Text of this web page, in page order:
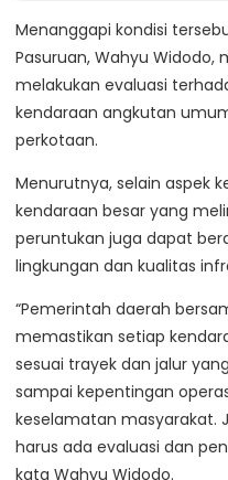
Menanggapi kondisi
Pasuruan, Wahyu
melakukan evaluasi
kendaraan angkutan
perkotaan.
Menurutnya, selain aspek
kendaraan besar yang
peruntukan juga dapat
lingkungan dan kualitas
“Pemerintah daerah
memastikan setiap
sesuai trayek dan jalur
sampai kepentingan
keselamatan masyarakat.
harus ada evaluasi dan
kata Wahyu Widodo.